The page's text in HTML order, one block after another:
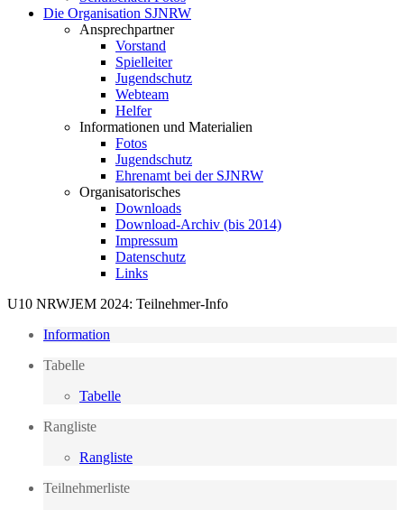
Die Organisation SJNRW
Ansprechpartner
Vorstand
Spielleiter
Jugendschutz
Webteam
Helfer
Informationen und Materialien
Fotos
Jugendschutz
Ehrenamt bei der SJNRW
Organisatorisches
Downloads
Download-Archiv (bis 2014)
Impressum
Datenschutz
Links
U10 NRWJEM 2024: Teilnehmer-Info
Information
Tabelle
Tabelle
Rangliste
Rangliste
Teilnehmerliste